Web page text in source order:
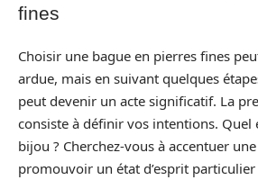
fines
Choisir une bague en pierres fines
ardue, mais en suivant quelques
peut devenir un acte significatif. La
consiste à définir vos intentions. Quel
bijou ? Cherchez-vous à accentuer
promouvoir un état d’esprit